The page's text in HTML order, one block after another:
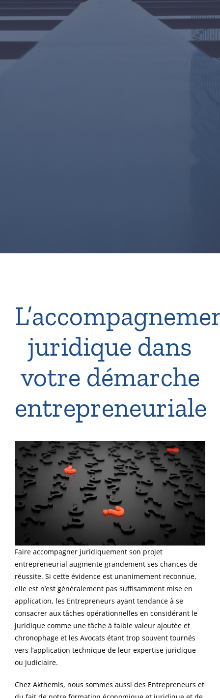
juridique dans
votre démarche
entrepreneuriale
Faire accompagner juridiquement son projet
entrepreneurial augmente grandement ses chances de
réussite. Si cette évidence est unanimement reconnue,
elle est n’est généralement pas suffisamment mise en
application, les Entrepreneurs ayant tendance à se
consacrer aux tâches opérationnelles en considérant le
juridique comme une tâche à faible valeur ajoutée et
chronophage et les Avocats étant trop souvent tournés
vers l’application technique de leur expertise juridique
ou judiciaire.
Chez Akthemis, nous sommes aussi des Entrepreneurs et